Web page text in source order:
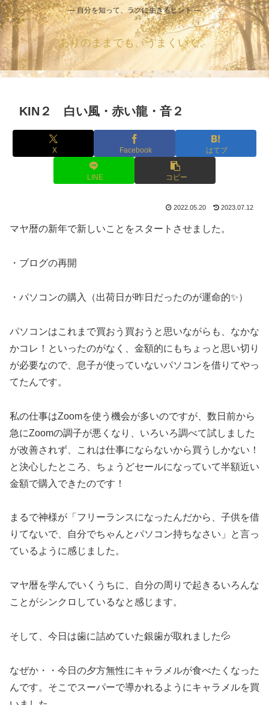
― 自分を知って、ラクに生きるヒント ―
ありのままでも、うまくいく。
KIN２ 白い風・赤い龍・音２
X Facebook はてブ
LINE コピー
2022.05.20 2023.07.12
マヤ暦の新年で新しいことをスタートさせました。
・ブログの再開
・パソコンの購入（出荷日が昨日だったのが運命的✨）
パソコンはこれまで買おう買おうと思いながらも、なかな
かコレ！といったのがなく、金額的にもちょっと思い切り
が必要なので、息子が使っていないパソコンを借りてやっ
てたんです。
私の仕事はZoomを使う機会が多いのですが、数日前から
急にZoomの調子が悪くなり、いろいろ調べて試しました
が改善されず、これは仕事にならないから買うしかない！
と決心したところ、ちょうどセールになっていて半額近い
金額で購入できたのです！
まるで神様が「フリーランスになったんだから、子供を借
りてないで、自分でちゃんとパソコン持ちなさい」と言っ
ているように感じました。
マヤ暦を学んでいくうちに、自分の周りで起きるいろんな
ことがシンクロしているなと感じます。
そして、今日は歯に詰めていた銀歯が取れました💦
なぜか・・今日の夕方無性にキャラメルが食べたくなった
んです。そこでスーパーで導かれるようにキャラメルを買